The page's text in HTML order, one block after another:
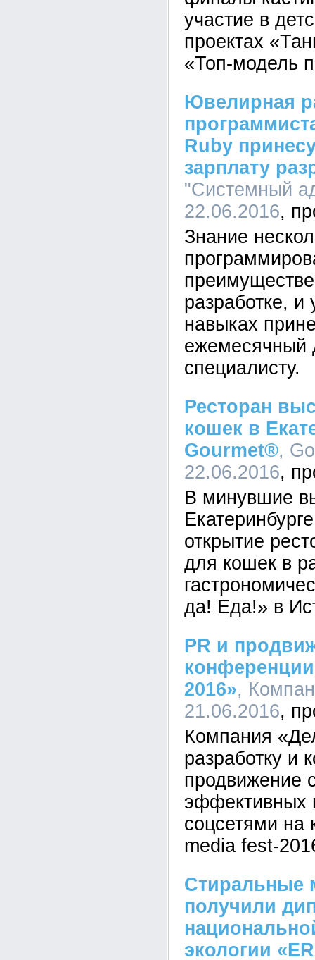
участие в
проектах
«Топ-модель
Ювелирная
Ruby
зарплату
"Системный
22.06.2016
Знание
разработке, и
навыках
ежемесячный
специалисту.
Ресторан
кошек в
Gourmet®,
22.06.2016
В минувшие
открытие
для кошек в
да! Еда!» в
PR и
2016»,
21.06.2016
Компания
разработку и
продвижение
эффективных
соцсетями на
media fest-
Стиральные
получили
экологии